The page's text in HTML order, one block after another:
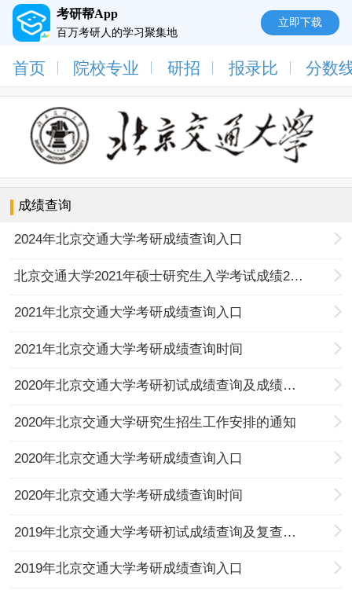
考研帮App
百万考研人的学习聚集地
立即下载
首页 院校专业 研招 报录比 分数
成绩查询
2024年北京交通大学考研成绩查询入口
北京交通大学2021年硕士研究生入学考试成绩2月26日公布
2021年北京交通大学考研成绩查询入口
2021年北京交通大学考研成绩查询时间
2020年北京交通大学考研初试成绩查询及成绩复核的通知
2020年北京交通大学研究生招生工作安排的通知
2020年北京交通大学考研成绩查询入口
2020年北京交通大学考研成绩查询时间
2019年北京交通大学考研初试成绩查询及复查通知
2019年北京交通大学考研成绩查询入口